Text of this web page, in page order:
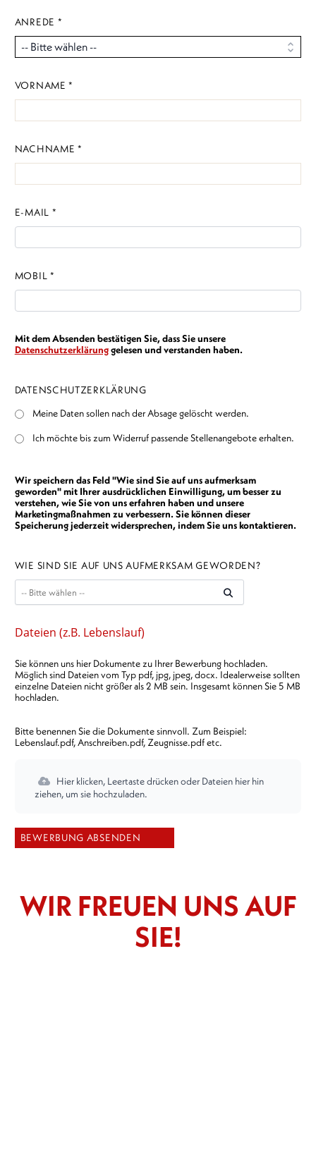
ANREDE *
VORNAME *
NACHNAME *
E-MAIL *
MOBIL *
Mit dem Absenden bestätigen Sie, dass Sie unsere
Datenschutzerklärunggelesen und verstanden haben.
DATENSCHUTZERKLÄRUNG
Meine Daten sollen nach der Absage gelöscht werden.
Ich möchte bis zum Widerruf passende Stellenangebote erhalten.
Wir speichern das Feld "Wie sind Sie auf uns aufmerksam
geworden" mit Ihrer ausdrücklichen Einwilligung, um besser zu
verstehen, wie Sie von uns erfahren haben und unsere
Marketingmaßnahmen zu verbessern. Sie können dieser
Speicherung jederzeit widersprechen, indem Sie uns kontaktieren.
WIE SIND SIE AUF UNS AUFMERKSAM GEWORDEN?
Dateien (z.B. Lebenslauf)
Sie können uns hier Dokumente zu Ihrer Bewerbung hochladen.
Möglich sind Dateien vom Typ pdf, jpg, jpeg, docx. Idealerweise sollten
einzelne Dateien nicht größer als 2 MB sein. Insgesamt können Sie 5 MB
hochladen.
Bitte benennen Sie die Dokumente sinnvoll. Zum Beispiel:
Lebenslauf.pdf, Anschreiben.pdf, Zeugnisse.pdf etc.
Hier klicken, Leertaste drücken oder Dateien hier hin
ziehen, um sie hochzuladen.
WIR FREUEN UNS AUF
SIE!